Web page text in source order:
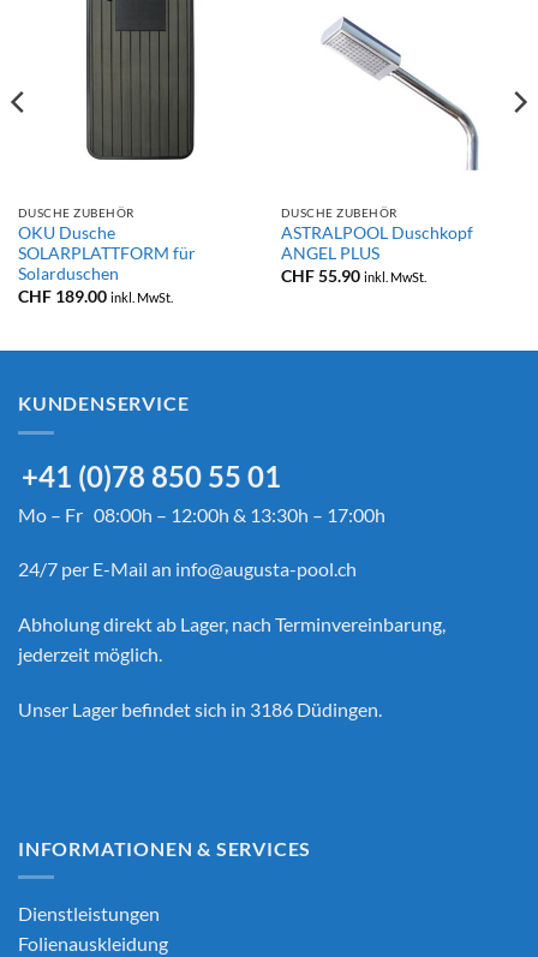
DUSCHE ZUBEHÖR
OKU Dusche
SOLARPLATTFORM für
Solarduschen
CHF189.00 inkl. MwSt.
DUSCHE ZUBEHÖR
ASTRALPOOL Duschkopf
ANGEL PLUS
CHF55.90 inkl. MwSt.
KUNDENSERVICE
+41 (0)78 850 55 01
Mo – Fr 08:00h – 12:00h & 13:30h – 17:00h
24/7 per E-Mail an info@augusta-pool.ch
Abholung direkt ab Lager, nach Terminvereinbarung,
jederzeit möglich.
Unser Lager befindet sich in 3186 Düdingen.
INFORMATIONEN & SERVICES
Dienstleistungen
Folienauskleidung